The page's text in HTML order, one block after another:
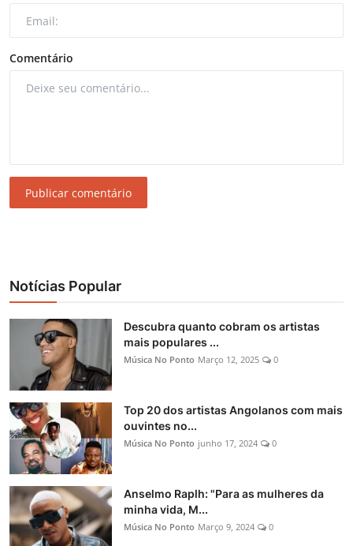
Comentário
Publicar comentário
Notícias Popular
Descubra quanto cobram os artistas
mais populares ...
Música No Ponto Março 12, 2025 0
Top 20 dos artistas Angolanos com mais
ouvintes no...
Música No Ponto junho 17, 2024 0
Anselmo Raplh: "Para as mulheres da
minha vida, M...
Música No Ponto Março 9, 2024 0